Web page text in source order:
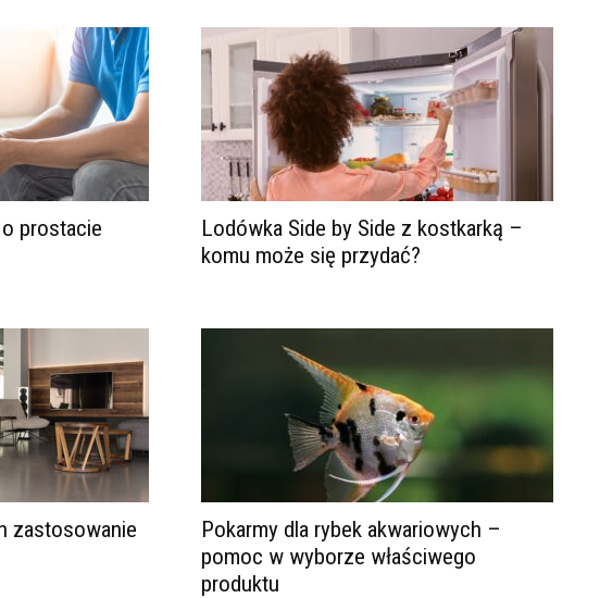
prostacie
Lodówka Side by Side z kostkarką –
komu może się przydać?
zastosowanie
Pokarmy dla rybek akwariowych –
pomoc w wyborze właściwego
produktu